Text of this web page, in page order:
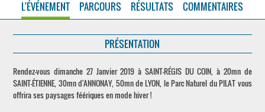
L'ÉVÉNEMENT PARCOURS RÉSULTATS COMMENTAIRES
PRÉSENTATION
Rendez-vous dimanche 27 Janvier 2019 à SAINT-RÉGIS DU COIN, à 20mn de
SAINT-ÉTIENNE, 30mn d'ANNONAY, 50mn de LYON, le Parc Naturel du PILAT vous
offrira ses paysages féériques en mode hiver !